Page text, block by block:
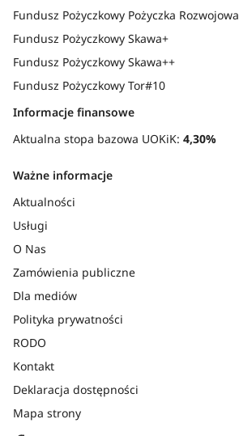
Fundusz Pożyczkowy Pożyczka Rozwojowa
Fundusz Pożyczkowy Skawa+
Fundusz Pożyczkowy Skawa++
Fundusz Pożyczkowy Tor#10
Informacje finansowe
Aktualna stopa bazowa UOKiK: 4,30%
Ważne informacje
Aktualności
Usługi
O Nas
Zamówienia publiczne
Dla mediów
Polityka prywatności
RODO
Kontakt
Deklaracja dostępności
Mapa strony